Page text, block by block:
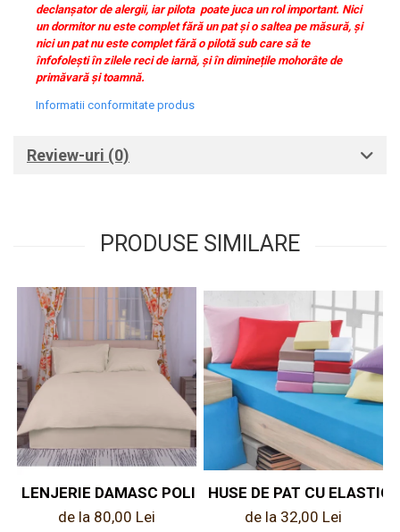
declanșator de alergii, iar pilota poate juca un rol important. Nici
un dormitor nu este complet fără un pat și o saltea pe măsură, și
nici un pat nu este complet fără o pilotă sub care să te
înfofolești în zilele reci de iarnă, și în diminețile mohorâte de
primăvară și toamnă.
Informatii conformitate produs
Review-uri (0)
PRODUSE SIMILARE
LENJERIE DAMASC POLICOTTON UNI COLOR
de la 80,00 Lei
HUSE DE PAT CU ELASTIC
de la 32,00 Lei